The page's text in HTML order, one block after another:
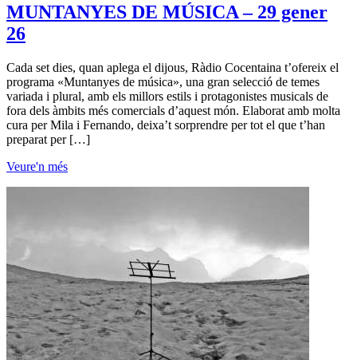
MUNTANYES DE MÚSICA – 29 gener
26
Cada set dies, quan aplega el dijous, Ràdio Cocentaina t’ofereix el
programa «Muntanyes de música», una gran selecció de temes
variada i plural, amb els millors estils i protagonistes musicals de
fora dels àmbits més comercials d’aquest món. Elaborat amb molta
cura per Mila i Fernando, deixa’t sorprendre per tot el que t’han
preparat per […]
Veure'n més